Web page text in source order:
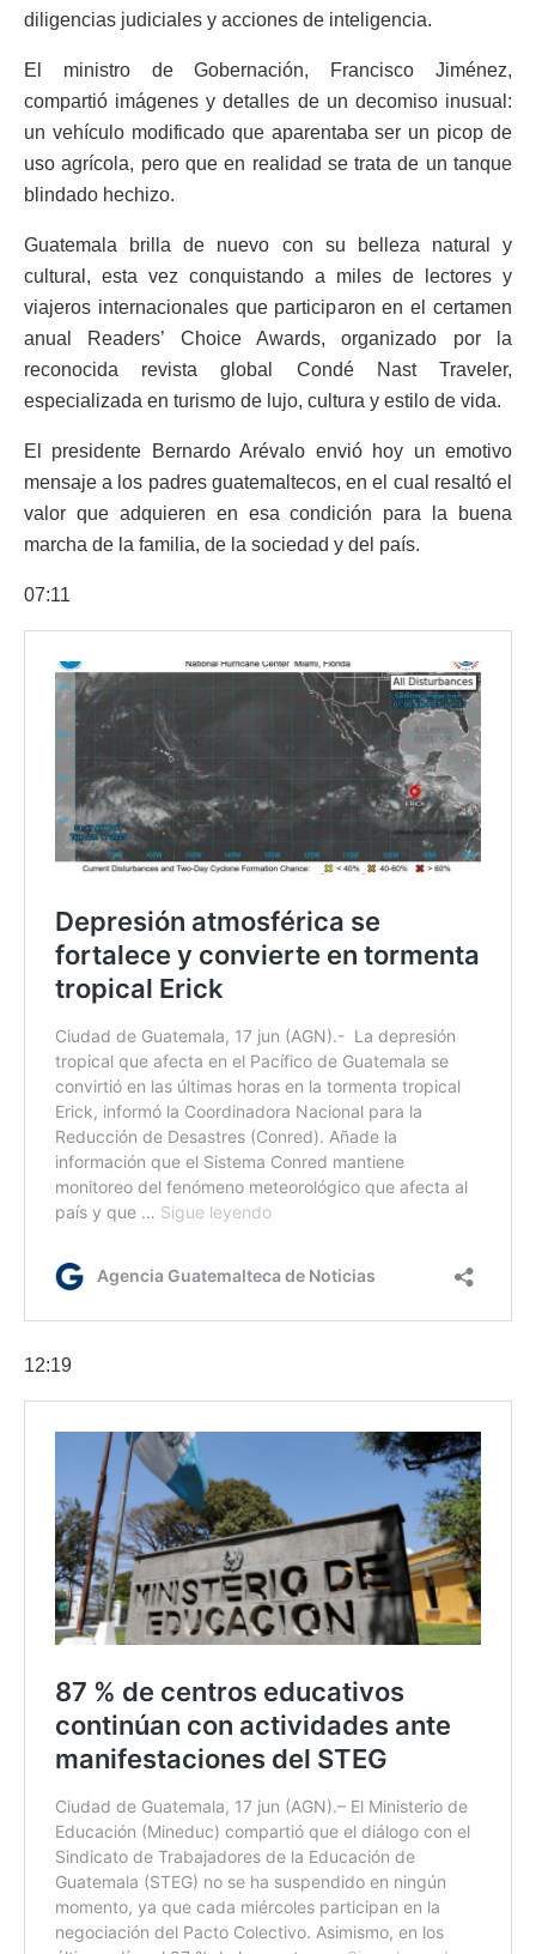
diligencias judiciales y acciones de inteligencia.
El ministro de Gobernación, Francisco Jiménez,
compartió imágenes y detalles de un decomiso inusual:
un vehículo modificado que aparentaba ser un picop de
uso agrícola, pero que en realidad se trata de un tanque
blindado hechizo.
Guatemala brilla de nuevo con su belleza natural y
cultural, esta vez conquistando a miles de lectores y
viajeros internacionales que participaron en el certamen
anual Readers’ Choice Awards, organizado por la
reconocida revista global Condé Nast Traveler,
especializada en turismo de lujo, cultura y estilo de vida.
El presidente Bernardo Arévalo envió hoy un emotivo
mensaje a los padres guatemaltecos, en el cual resaltó el
valor que adquieren en esa condición para la buena
marcha de la familia, de la sociedad y del país.
07:11
12:19